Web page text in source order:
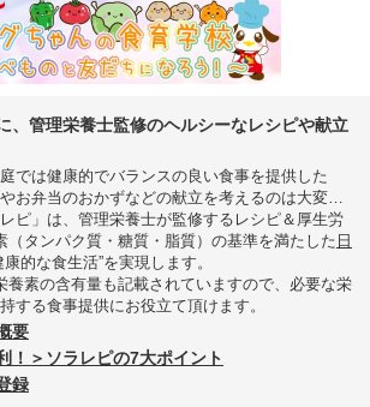
、管理栄養士監修のヘルシーなレシピや献立
では健康的でバランスの良い食事を提供した
お弁当のおかずなどの献立を考えるのは大変…
ピ」は、管理栄養士が監修するレシピ＆厚生労
（タンパク質・糖質・脂質）の基準を満たした 日
的な食生活”を実現します。
養素の含有量も記載されていますので、必要な栄
する食事提供にお役立て頂けます。
要
！＞ソラレピの7大ポイント
録